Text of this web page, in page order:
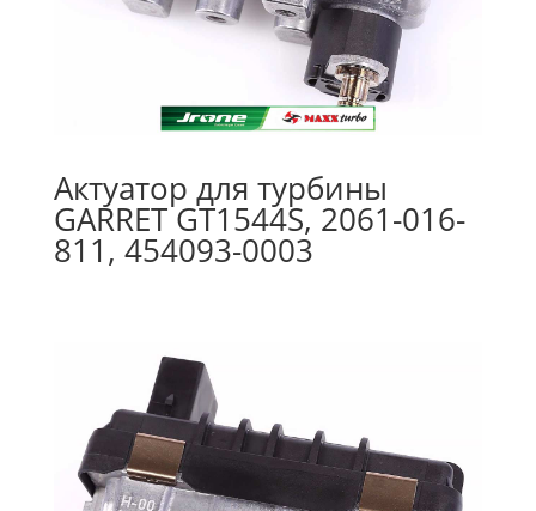
Актуатор для турбины
GARRET GT1544S, 2061-016-
811, 454093-0003